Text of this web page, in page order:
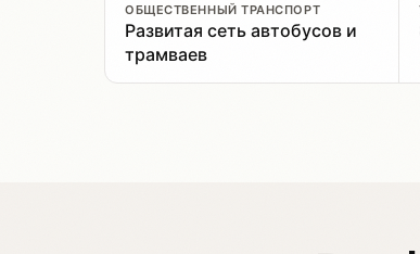
ОБЩЕСТВЕННЫЙ ТРАНСПОРТ
Развитая сеть автобусов и
трамваев